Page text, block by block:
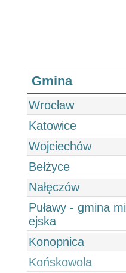
Gmina
Wrocław
Katowice
Wojciechów
Bełżyce
Nałęczów
Puławy - gmina mi
ejska
Konopnica
Końskowola